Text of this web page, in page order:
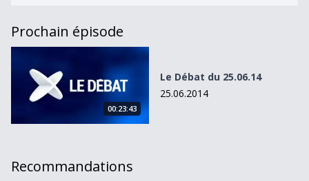
Prochain épisode
00:23:43
Le Débat du 25.06.14
25.06.2014
Recommandations